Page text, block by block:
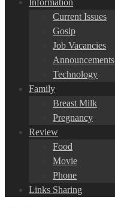
Information
Current Issues
Gosip
Job Vacancies
Announcements
Technology
Family
Breast Milk
Pregnancy
Review
Food
Movie
Phone
Links Sharing